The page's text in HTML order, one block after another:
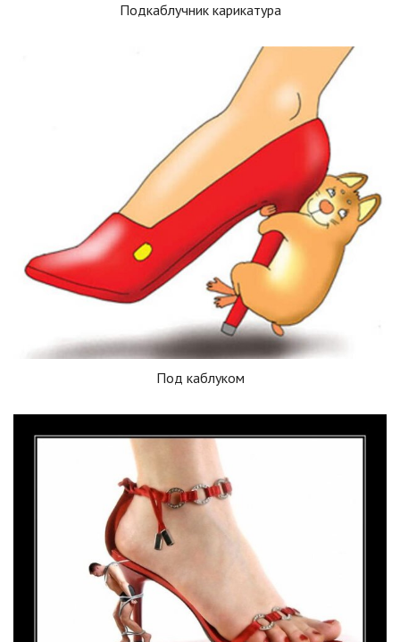
Подкаблучник карикатура
Под каблуком